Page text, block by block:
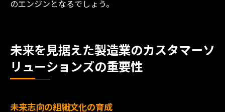
のエンジンとなるでしょう。
未来を見据えた製造業のカスタマーソ
リューションズの重要性
未来志向の組織文化の育成